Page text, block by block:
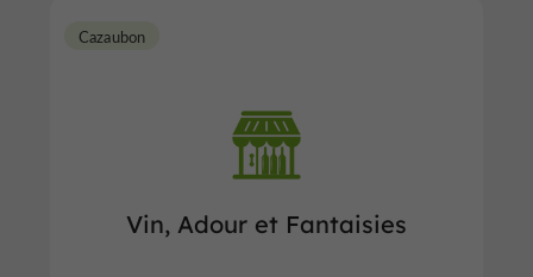
Vin, Adour et Fantaisies
Cazaubon